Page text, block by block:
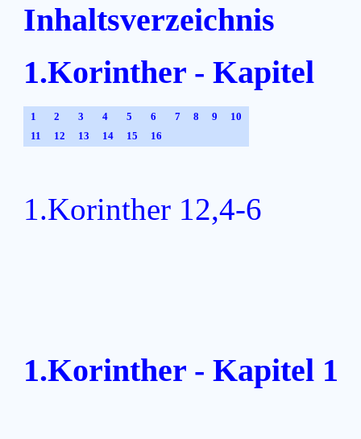
Inhaltsverzeichnis
1.Korinther - Kapitel
1 2 3 4 5 6 7 8 9
10
11
12 13 14 15 16
1.Korinther 12,4-6
1.Korinther - Kapitel 1